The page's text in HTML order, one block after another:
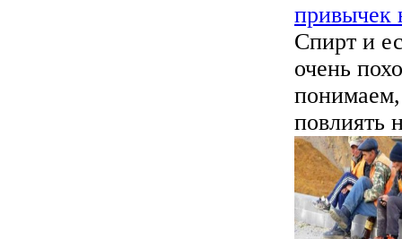
привычек
Спирт и
очень
повлиять